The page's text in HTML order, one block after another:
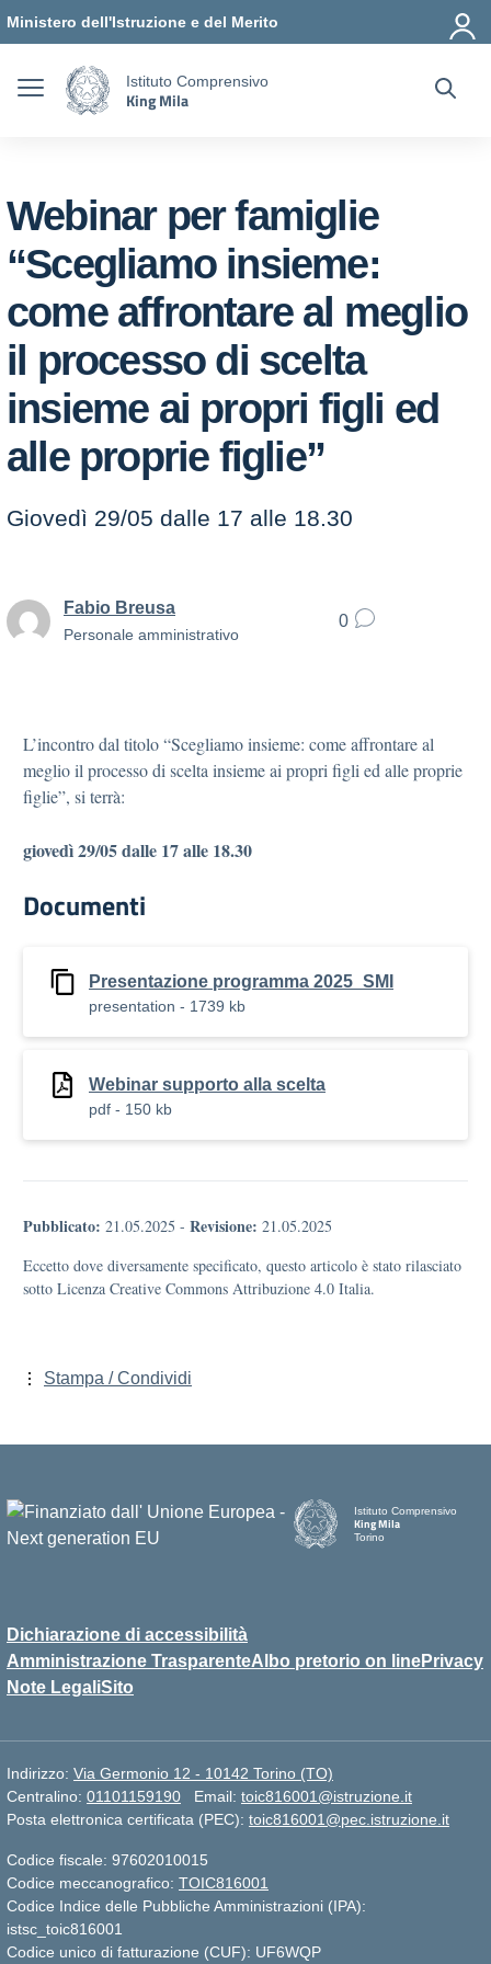
Ministero dell'Istruzione e del Merito
Istituto Comprensivo
King Mila
Webinar per famiglie
“Scegliamo insieme:
come affrontare al meglio
il processo di scelta
insieme ai propri figli ed
alle proprie figlie”
Giovedì 29/05 dalle 17 alle 18.30
Fabio Breusa
Personale amministrativo
0
L’incontro dal titolo “Scegliamo insieme: come affrontare al
meglio il processo di scelta insieme ai propri figli ed alle proprie
figlie”, si terrà:
giovedì 29/05 dalle 17 alle 18.30
Documenti
Presentazione programma 2025_SMI
presentation - 1739 kb
Webinar supporto alla scelta
pdf - 150 kb
Pubblicato: 21.05.2025 - Revisione: 21.05.2025
Eccetto dove diversamente specificato, questo articolo è stato rilasciato
sotto Licenza Creative Commons Attribuzione 4.0 Italia.
Stampa / Condividi
Istituto Comprensivo
King Mila
Torino
Dichiarazione di accessibilità
Amministrazione TrasparenteAlbo pretorio on linePrivacy
Note LegaliSito
Indirizzo: Via Germonio 12 - 10142 Torino (TO)
Centralino: 01101159190 Email: toic816001@istruzione.it
Posta elettronica certificata (PEC): toic816001@pec.istruzione.it
Codice fiscale: 97602010015
Codice meccanografico: TOIC816001
Codice Indice delle Pubbliche Amministrazioni (IPA):
istsc_toic816001
Codice unico di fatturazione (CUF): UF6WQP